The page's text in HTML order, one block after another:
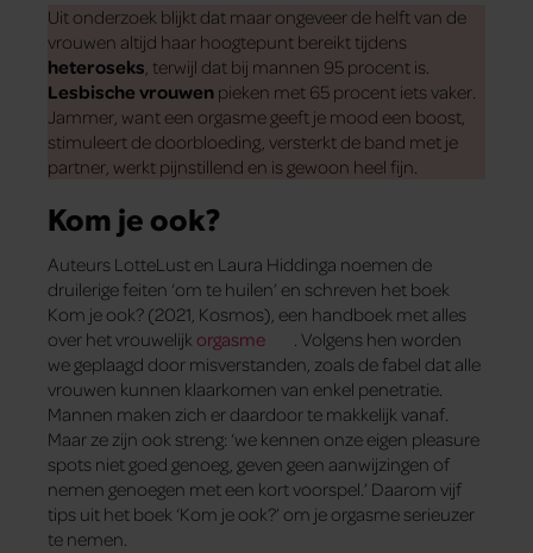
Uit onderzoek blijkt dat maar ongeveer de helft van de
vrouwen altijd haar hoogtepunt bereikt tijdens
heteroseks, terwijl dat bij mannen 95 procent is.
Lesbische vrouwen pieken met 65 procent iets vaker.
Jammer, want een orgasme geeft je mood een boost,
stimuleert de doorbloeding, versterkt de band met je
partner, werkt pijnstillend en is gewoon heel fijn.
Kom je ook?
Auteurs LotteLust en Laura Hiddinga noemen de
druilerige feiten ‘om te huilen’ en schreven het boek
Kom je ook? (2021, Kosmos), een handboek met alles
over het vrouwelijkorgasme
. Volgens hen worden
we geplaagd door misverstanden, zoals de fabel dat alle
vrouwen kunnen klaarkomen van enkel penetratie.
Mannen maken zich er daardoor te makkelijk vanaf.
Maar ze zijn ook streng: ‘we kennen onze eigen pleasure
spots niet goed genoeg, geven geen aanwijzingen of
nemen genoegen met een kort voorspel.’ Daarom vijf
tips uit het boek ‘Kom je ook?’ om je orgasme serieuzer
te nemen.